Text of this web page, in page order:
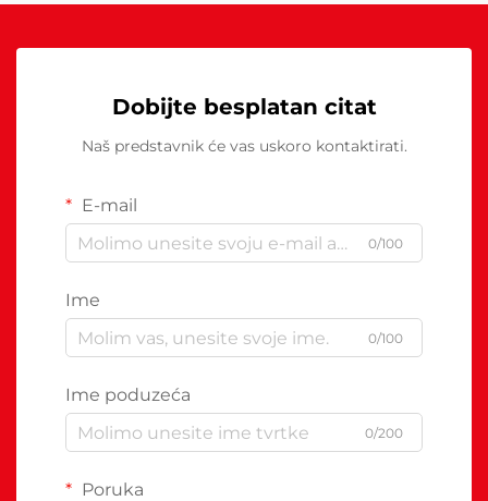
Dobijte besplatan citat
Naš predstavnik će vas uskoro kontaktirati.
E-mail
0/100
Ime
0/100
Ime poduzeća
0/200
Poruka